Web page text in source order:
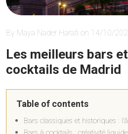
By Maya Nader Harati on 14/10/
Les meilleurs bars
cocktails de Madrid
Table of contents
Bars classiques et historiques :